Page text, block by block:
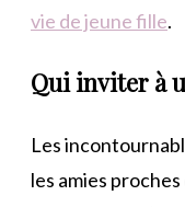
vie de jeune fille.
Qui inviter à
Les
les amies